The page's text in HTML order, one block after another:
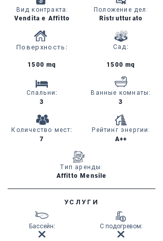
Вид контракта:
Vendita e Affitto
Положение дел:
Ristrutturato
Поверхность : Сад:
1500 mq
Спальни:
3
Количество мест:
7
1500 mq
Ванные комнаты:
3
Рейтинг энергии:
A++
Тип аренды:
Affitto Mensile
УСЛУГИ
Бассейн: С подогревом: